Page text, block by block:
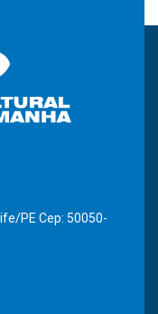
PE Cep: 50050-